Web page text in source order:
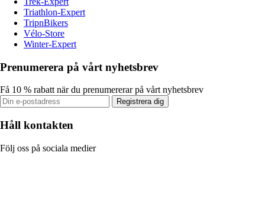
Triathlon-Expert
TripnBikers
Vélo-Store
Winter-Expert
Prenumerera på vårt nyhetsbrev
Få 10 % rabatt när du prenumererar på vårt nyhetsbrev
Registrera dig
Håll kontakten
Följ oss på sociala medier